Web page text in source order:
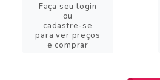
Faça seu login
ou
cadastre-se
para ver preços
e comprar